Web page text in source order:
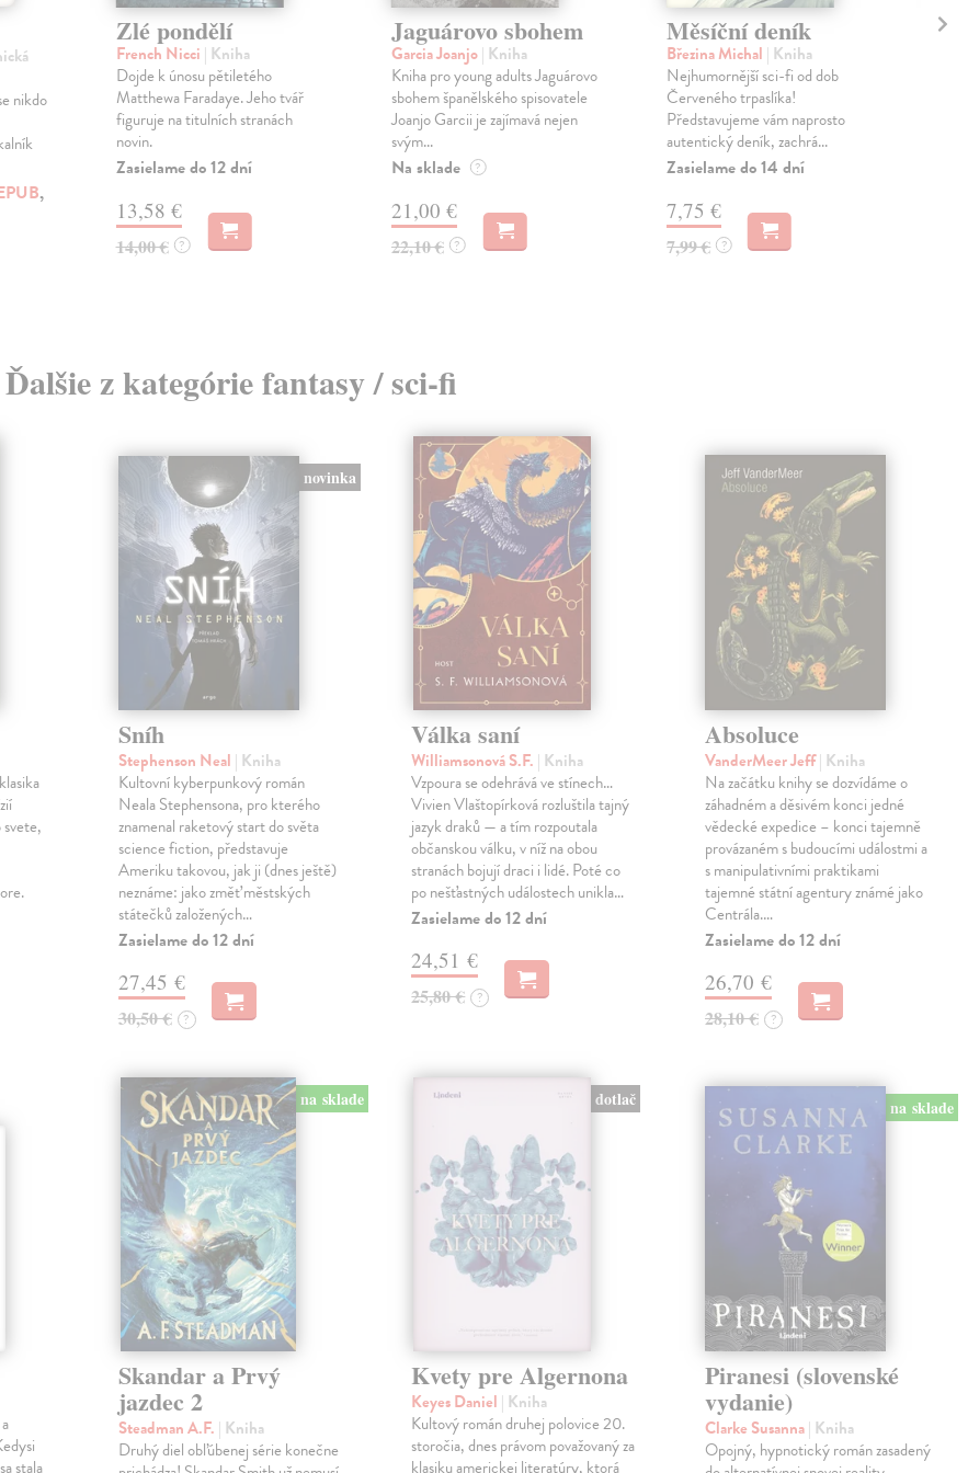
nikdo
,
Zlé pondělí
French Nicci | Kniha
Dojde k únosu pětiletého
Matthewa Faradaye. Jeho tvář
figuruje na titulních stranách
novin.
Zasielame do 12 dní
13,58 €
14,00 € ?
Jaguárovo sbohem
Garcia Joanjo| Kniha
Kniha pro young adults Jaguárovo
sbohem španělského spisovatele
Joanjo Garcii je zajímavá nejen
svým...
Na sklade ?
21,00 €
22,10 € ?
Měsíční deník
Březina Michal | Kniha
Nejhumornější sci-fi od dob
Červeného trpaslíka!
Představujeme vám naprosto
autentický deník, zachrá...
Zasielame do 14 dní
7,75 €
7,99 € ?
Ďalšie z kategórie fantasy / sci-fi
novinka
Sníh
Stephenson Neal | Kniha
Kultovní kyberpunkový román
Neala Stephensona, pro kterého
znamenal raketový start do světa
science fiction, představuje
Ameriku takovou, jak ji (dnes ještě)
neznáme: jako změť městských
státečků založených…
Zasielame do 12 dní
27,45 €
30,50 € ?
Válka saní
Williamsonová S.F. | Kniha
Vzpoura se odehrává ve stínech…
Vivien Vlaštopírková rozluštila tajný
jazyk draků — a tím rozpoutala
občanskou válku, v níž na obou
stranách bojují draci i lidé. Poté co
po nešťastných událostech unikla…
Zasielame do 12 dní
24,51 €
25,80 € ?
Absoluce
VanderMeer Jeff| Kniha
Na začátku knihy se dozvídáme o
záhadném a děsivém konci jedné
vědecké expedice – konci tajemně
provázaném s budoucími událostmi a
s manipulativními praktikami
tajemné státní agentury známé jako
Centrála.…
Zasielame do 12 dní
26,70 €
28,10 € ?
stala
na sklade
Skandar a Prvý
jazdec 2
Steadman A.F. | Kniha
Druhý diel obľúbenej série konečne
dotlač
Kvety pre Algernona
Keyes Daniel | Kniha
Kultový román druhej polovice 20.
storočia, dnes právom považovaný za
klasiku americkej literatúry, ktorá
na sklade
Piranesi (slovenské
vydanie)
Clarke Susanna| Kniha
Opojný, hypnotický román zasadený